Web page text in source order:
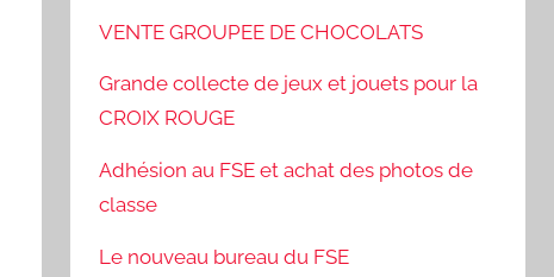
VENTE GROUPEE DE CHOCOLATS
Grande collecte de jeux et jouets pour la
CROIX ROUGE
Adhésion au FSE et achat des photos de
classe
Le nouveau bureau du FSE